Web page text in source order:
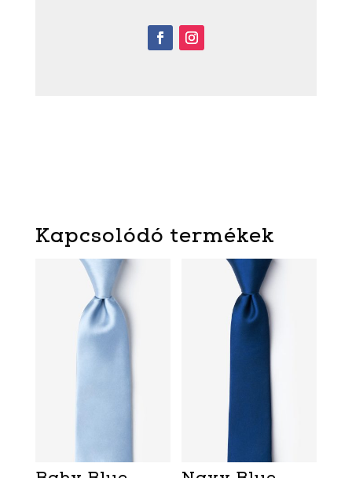
Kapcsolódó termékek